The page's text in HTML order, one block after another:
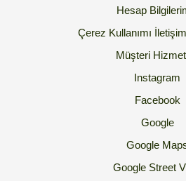
Hesap
Çerez Kullanımı
Müşteri
Instagram
Facebook
Google
Google
Google Street